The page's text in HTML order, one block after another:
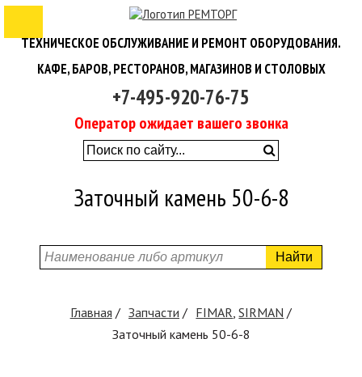
ТЕХНИЧЕСКОЕ ОБСЛУЖИВАНИЕ И РЕМОНТ ОБОРУДОВАНИЯ.
КАФЕ, БАРОВ, РЕСТОРАНОВ, МАГАЗИНОВ И СТОЛОВЫХ
+7-495-920-76-75
Оператор ожидает вашего звонка
Заточный камень 50-6-8
Найти
Главная Запчасти FIMAR,SIRMAN
Заточный камень 50-6-8